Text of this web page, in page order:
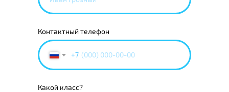
Контактный телефон
+7
Какой класс?